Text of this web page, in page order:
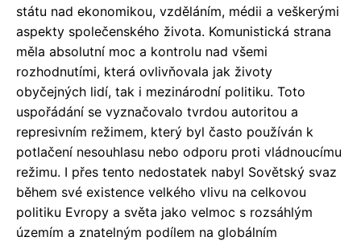
státu nad ekonomikou, vzděláním, médii a veškerými
aspekty společenského života. Komunistická strana
měla absolutní moc a kontrolu nad všemi
rozhodnutími, která ovlivňovala jak životy
obyčejných lidí, tak i mezinárodní politiku. Toto
uspořádání se vyznačovalo tvrdou autoritou a
represivním režimem, který byl často používán k
potlačení nesouhlasu nebo odporu proti vládnoucímu
režimu. I přes tento nedostatek nabyl Sovětský svaz
během své existence velkého vlivu na celkovou
politiku Evropy a světa jako velmoc s rozsáhlým
územím a znatelným podílem na globálním